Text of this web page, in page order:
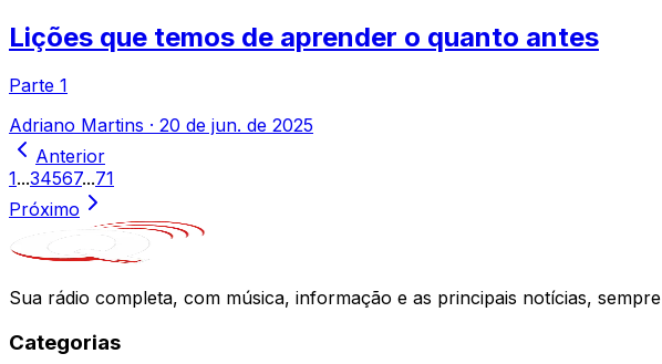
Lições que temos de aprender o quanto antes
Parte 1
Adriano Martins · 20 de jun. de 2025
Anterior
1...34567...71
Próximo
Sua rádio completa, com música, informação e as principais notícias,
Categorias